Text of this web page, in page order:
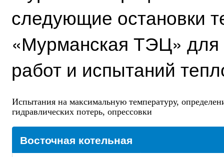
следующие остановки
«Мурманская ТЭЦ»
работ и испытаний
Испытания на максимальную температуру,
гидравлических потерь, опрессовки
Восточная котельная